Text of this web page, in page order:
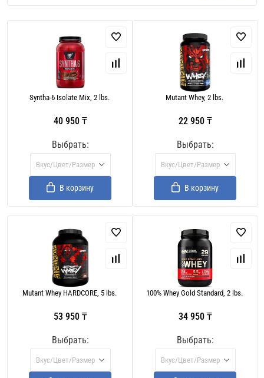
Syntha-6 Isolate Mix, 2 lbs.
40 950 ₸
Выбрать:
Вкус/Цвет/Размер
В корзину
Mutant Whey, 2 lbs.
22 950 ₸
Выбрать:
Вкус/Цвет/Размер
В корзину
Mutant Whey HARDCORE, 5 lbs.
53 950 ₸
Выбрать:
Вкус/Цвет/Размер
100% Whey Gold Standard, 2 lbs.
34 950 ₸
Выбрать:
Вкус/Цвет/Размер